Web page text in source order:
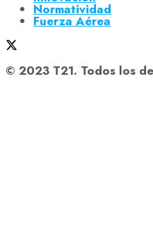
Normatividad
Fuerza Aérea
© 2023 T21. Todos los